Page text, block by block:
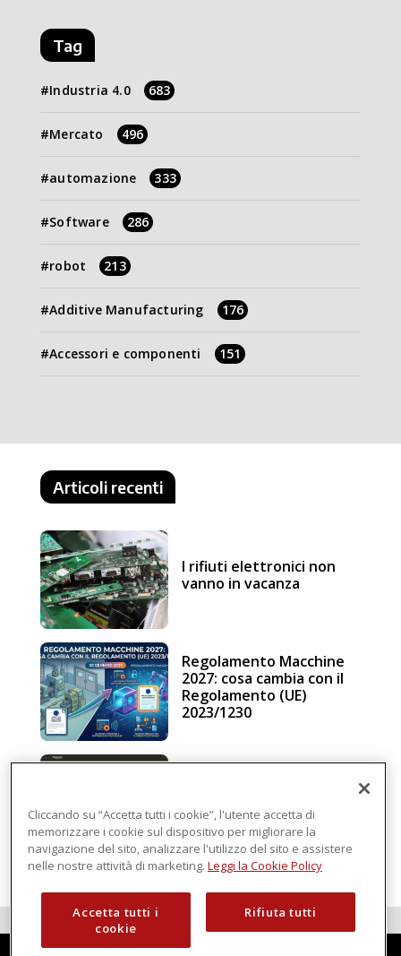
Tag
Industria 4.0 683
Mercato 496
automazione 333
Software 286
robot 213
Additive Manufacturing 176
Accessori e componenti 151
Articoli recenti
I rifiuti elettronici non
vanno in vacanza
Regolamento Macchine
2027: cosa cambia con il
Regolamento (UE)
2023/1230
intelligenza in cloud
Cliccando su “Accetta tutti i cookie”, l'utente accetta di
memorizzare i cookie sul dispositivo per migliorare la
navigazione del sito, analizzare l'utilizzo del sito e assistere
nelle nostre attività di marketing. Leggi la Cookie Policy
Accetta tutti i
cookie
Rifiuta tutti